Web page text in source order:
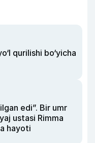
qurilishi bo‘yicha
edi”. Bir umr
ustasi Rimma
hayoti